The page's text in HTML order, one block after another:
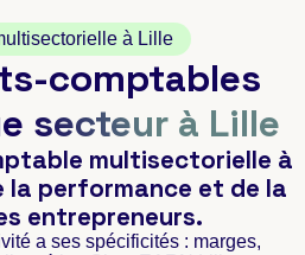
à Lille
comptables
secteur à Lille
multisectorielle à
la performance et de la
entrepreneurs.
a ses spécificités : marges,